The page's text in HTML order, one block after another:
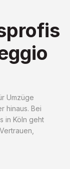
Umzüge
hinaus. Bei
in Köln geht